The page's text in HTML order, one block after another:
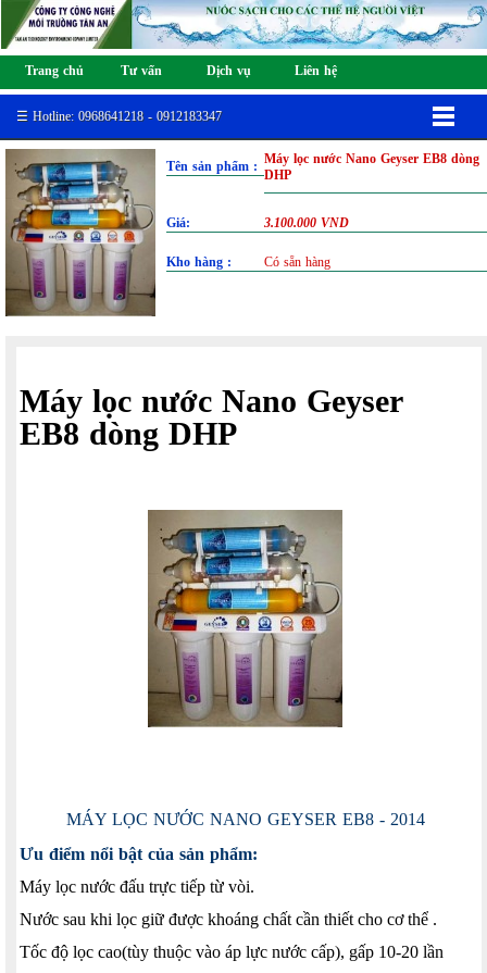
Trang chủ Tư vấn Dịch vụ Liên hệ
☰ Hotline: 0968641218 - 0912183347
Tên sản phẩm : Máy lọc nước Nano Geyser EB8 dòng
DHP
Giá: 3.100.000 VND
Kho hàng : Có sẵn hàng
Máy lọc nước Nano Geyser
EB8 dòng DHP
MÁY LỌC NƯỚC NANO GEYSER EB8 - 2014
Ưu điểm nổi bật của sản phẩm:
Máy lọc nước đấu trực tiếp từ vòi.
Nước sau khi lọc giữ được khoáng chất cần thiết cho cơ thể .
Tốc độ lọc cao(tùy thuộc vào áp lực nước cấp), gấp 10-20 lần